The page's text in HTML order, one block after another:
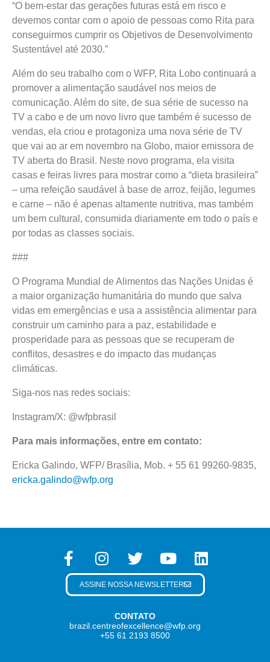
“O bem-estar das gerações futuras está em risco e
devemos contar com o apoio de pessoas como Rita para
conseguirmos cumprir os Objetivos de Desenvolvimento
Sustentável até 2030.”
Além do seu trabalho com o WFP, Rita Lobo continuará a
promover a alimentação saudável nos meios de
comunicação. Além do site, de sua série de sucesso na
TV a cabo e de um novo livro que também é sucesso de
vendas, ela criou e protagoniza uma nova série de TV
que vai ao ar em novembro na Globo, maior emissora de
TV aberta do Brasil. Neste novo programa, ela visita
casas e feiras livres para mostrar como a “dieta brasileira”
– uma refeição saudável à base de arroz, feijão, legumes
e carne – não é apenas altamente nutritiva, mas também
um bem cultural, consumida diariamente em todo o país e
por todas as classes sociais.
###
O Programa Mundial de Alimentos das Nações Unidas é
a maior organização humanitária do mundo que salva
vidas em emergências e usa a assistência alimentar para
construir um caminho para a paz, estabilidade e
prosperidade para as pessoas que se recuperam de
conflitos, desastres e do impacto das mudanças
climáticas.
Siga-nos nas redes sociais:
Instagram/X: @wfpbrasil
Para mais informações, entre em contato:
Ericka Galindo, WFP/ Brasília, Mob. + 55 61 99260-9835,
ericka.galindo@wfp.org
CONTATO
brazil.centreofexcellence@wfp.org
+55 61 2193 8500
ASSINE NOSSA NEWSLETTER